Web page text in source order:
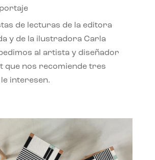
de lecturas de la editora
y de la ilustradora Carla
al artista y diseñador
que nos recomiende tres
interesen.